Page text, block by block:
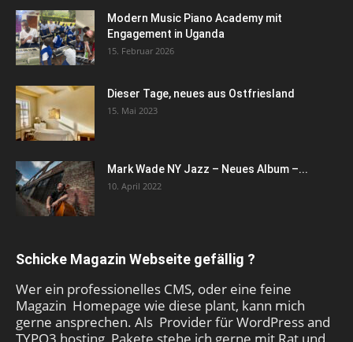
Modern Music Piano Academy mit
Engagement in Uganda
15. Februar 2026
Dieser Tage, neues aus Ostfriesland
15. Mai 2023
Mark Wade NY Jazz – Neues Album –...
10. April 2022
Schicke Magazin Webseite gefällig ?
Wer ein professionelles CMS, oder eine feine
Magazin Homepage wie diese plant, kann mich
gerne ansprechen. Als Provider für WordPress and